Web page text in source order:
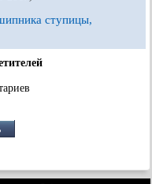
ступицы,